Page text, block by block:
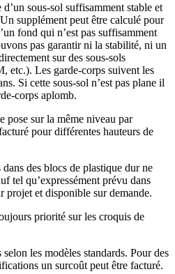
sous-sol suffisamment stable et
supplément peut être calculé pour
fond qui n’est pas suffisamment
pas garantir ni la stabilité, ni un
sur des sous-sols
etc.). Les garde-corps suivent les
Si cette sous-sol n’est pas plane il
corps aplomb.
pose sur la même niveau par
pour différentes hauteurs de
des blocs de plastique dur ne
tel qu’expressément prévu dans
projet et disponible sur demande.
priorité sur les croquis de
les modèles standards. Pour des
un surcoût peut être facturé.